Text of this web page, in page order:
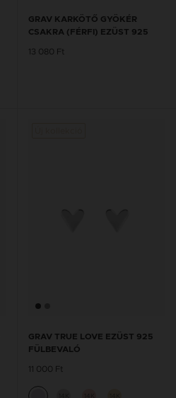
GRAV KARKÖTŐ GYÖKÉR
CSAKRA (FÉRFI) EZÜST 925
13 080 Ft
GRAV TRUE LOVE EZÜST 925
FÜLBEVALÓ
11 000 Ft